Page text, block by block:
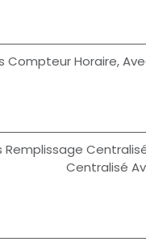
Compteur Horaire,
Remplissage
Centralisé